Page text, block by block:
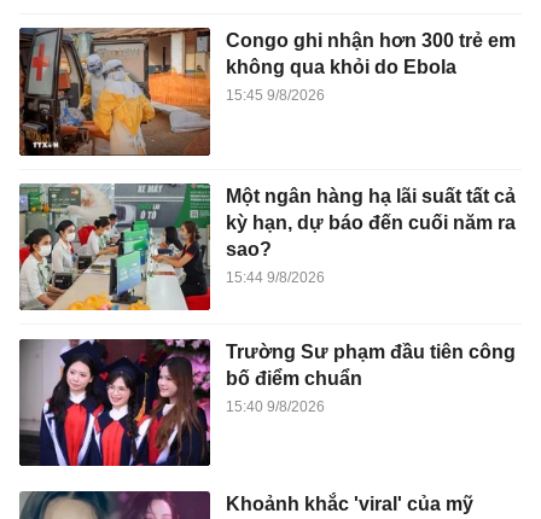
Congo ghi nhận hơn 300 trẻ em
không qua khỏi do Ebola
15:45 9/8/2026
Một ngân hàng hạ lãi suất tất cả
kỳ hạn, dự báo đến cuối năm ra
sao?
15:44 9/8/2026
Trường Sư phạm đầu tiên công
bố điểm chuẩn
15:40 9/8/2026
Khoảnh khắc 'viral' của mỹ